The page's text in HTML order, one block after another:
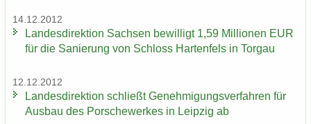
14.12.2012
Lan­des­di­rek­ti­on Sach­sen be­wil­ligt 1,59 Mil­lio­nen EUR
für die Sa­nie­rung von Schloss Har­ten­fels in Tor­gau
12.12.2012
Lan­des­di­rek­ti­on schließt Ge­neh­mi­gungs­ver­fah­ren für
Aus­bau des Por­sche­wer­kes in Leip­zig ab